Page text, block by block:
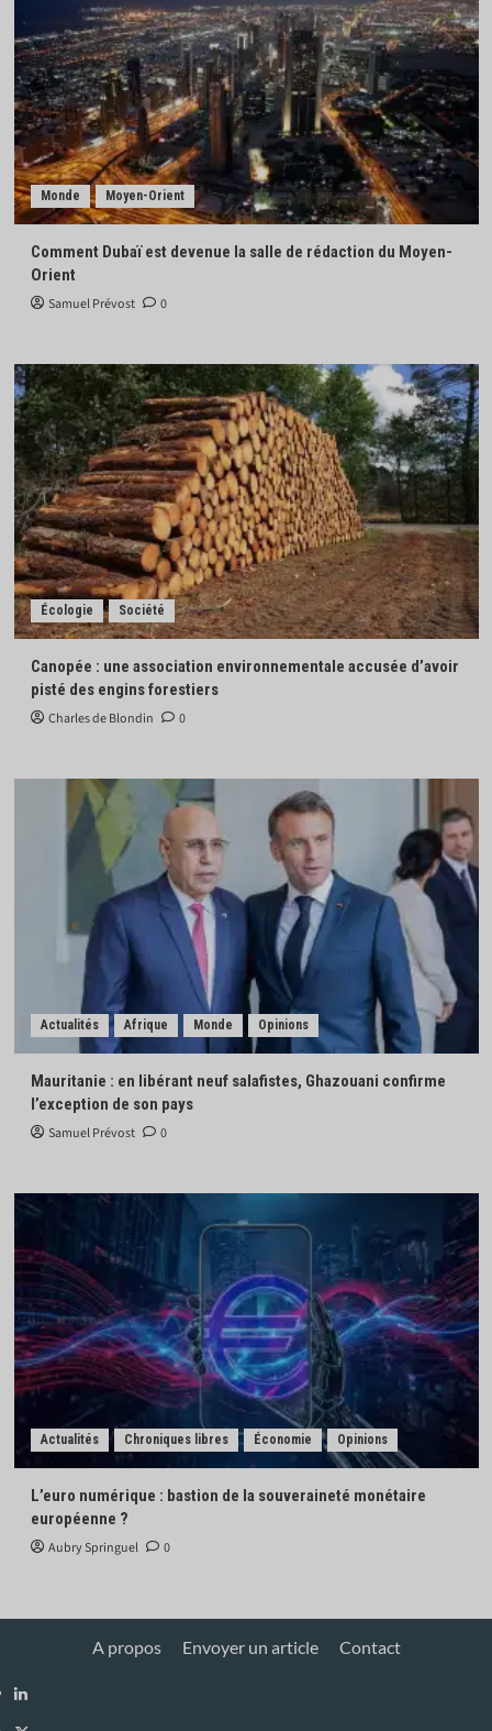
Monde Moyen-Orient
Comment Dubaï est devenue la salle de rédaction du Moyen-
Orient
Samuel Prévost 0
Écologie Société
Canopée : une association environnementale accusée d’avoir
pisté des engins forestiers
Charles de Blondin 0
Actualités Afrique Monde Opinions
Mauritanie : en libérant neuf salafistes, Ghazouani confirme
l’exception de son pays
Samuel Prévost 0
Actualités Chroniques libres Économie Opinions
L’euro numérique : bastion de la souveraineté monétaire
européenne ?
Aubry Springuel 0
A propos Envoyer un article Contact
Linkedin